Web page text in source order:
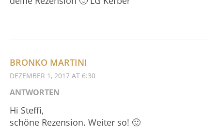
BRONKO MARTINI
DEZEMBER 1, 2017 AT 6:30
ANTWORTEN
Hi Steffi,
schöne Rezension. Weiter so! 🙂